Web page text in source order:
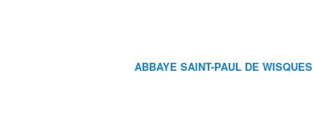
ABBAYE SAINT-PAUL DE WISQUES